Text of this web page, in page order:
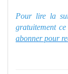
Pour lire la
gratuitement
abonner pour